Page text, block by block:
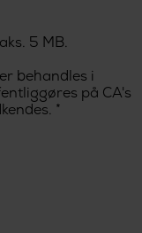
5 MB.
behandles i
på CA's
*